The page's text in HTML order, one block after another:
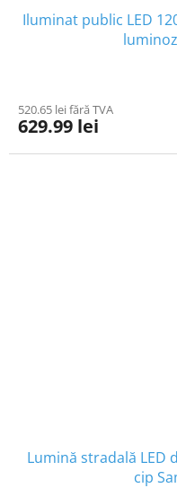
Iluminat public LED
520.65 lei fără TVA
629.99 lei
Lumină stradală LED
cip